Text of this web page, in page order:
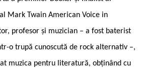
Mark Twain American Voice in
profesor și muzician – a fost baterist
o trupă cunoscută de rock alternativ –,
muzica pentru literatură, obținând cu